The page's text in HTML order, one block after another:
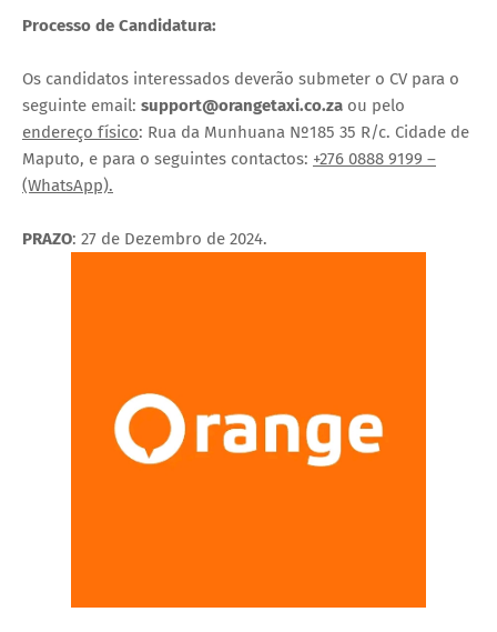
Processo de Candidatura:
Os candidatos interessados deverão submeter o CV para o
seguinte email: support@orangetaxi.co.za ou pelo
endereço físico: Rua da Munhuana Nº185 35 R/c. Cidade de
Maputo, e para o seguintes contactos: +276 0888 9199 –
(WhatsApp).
PRAZO: 27 de Dezembro de 2024.